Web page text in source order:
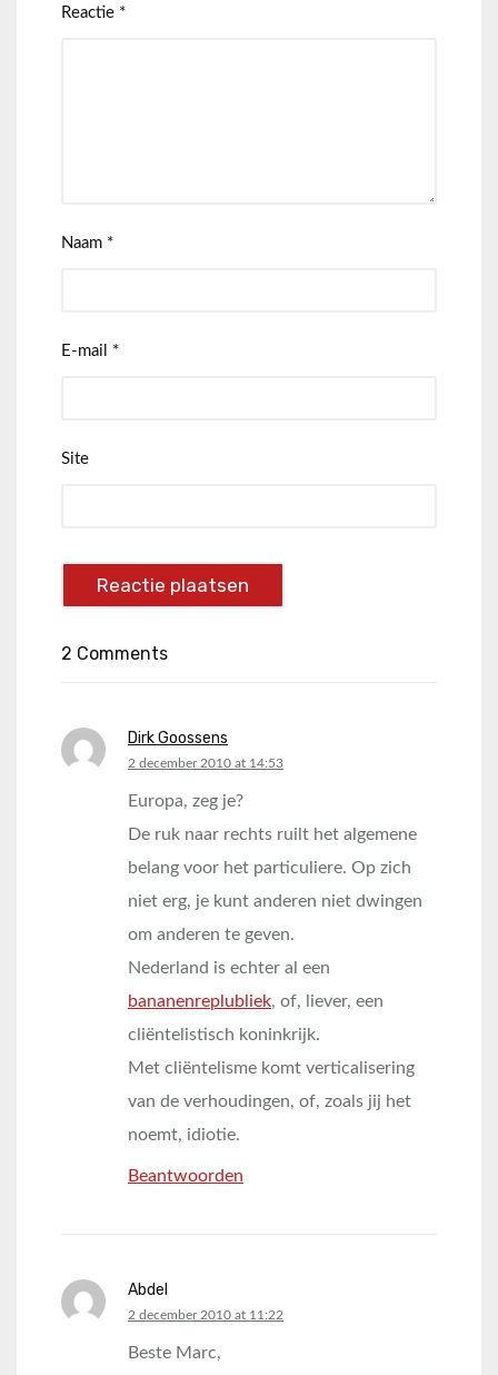
Reactie *
Naam *
E-mail *
Site
2 Comments
Dirk Goossens
says:
2 december 2010 at 14:53
Europa, zeg je?
De ruk naar rechts ruilt het algemene
belang voor het particuliere. Op zich
niet erg, je kunt anderen niet dwingen
om anderen te geven.
Nederland is echter al een
bananenreplubliek, of, liever, een
cliëntelistisch koninkrijk.
Met cliëntelisme komt verticalisering
van de verhoudingen, of, zoals jij het
noemt, idiotie.
Beantwoorden
Abdel
says:
2 december 2010 at 11:22
Beste Marc,